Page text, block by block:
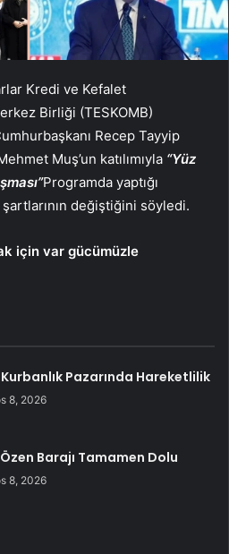
Kredi ve Kefalet
Birliği (TESKOMB)
Recep Tayyip
Muş’un katılımıyla “Yüz
Programda yaptığı
değiştiğini söyledi.
için var gücümüzle
Kurbanlık Pazarında Hareketlilik
8, 2026
Barajı Tamamen Dolu
8, 2026